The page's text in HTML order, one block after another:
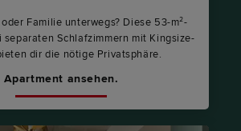
Familie unterwegs? Diese 53-m²-
separaten Schlafzimmern mit Kingsize-
dir die nötige Privatsphäre.
Apartment ansehen.